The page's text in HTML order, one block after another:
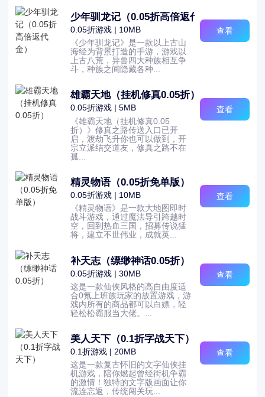
少年驯龙记（0.05折高倍返代金）
0.05折游戏 | 10MB
《少年驯龙记》是一款以上古山
海经为背景打造的手游，游戏以
上古八荒，异兽四大种族相互争
斗，种族之间隐藏各种...
查看
雄霸天地（挂机修真0.05折）
0.05折游戏 | 5MB
《雄霸天地（挂机修真0.05
折）》修真之路传送入口已开
启，渡劫飞升你也可以做到，开
宗立派结交道友，修真之路不在
孤...
查看
精灵物语（0.05折免单版）
0.05折游戏 | 10MB
《精灵物语》是一款大地图即时
战斗游戏，通过魔法导引跨越时
空，回到热血三国，招募传说猛
将，建立不世伟业，成就英...
查看
补天志（缥缈神话0.05折）
0.05折游戏 | 30MB
这是一款仙侠风格的高自由度适
合0氪上班族玩家的放置游戏，游
戏内所有的商品都可以白嫖，轻
轻松松霸服当大佬。...
查看
美人天下（0.1折字战天下）
0.1折游戏 | 20MB
这是一款复古怀旧的文字仙侠挂
机游戏，陪你燃起曾经街机争霸
的激情！独特的文字版画面让你
流连忘返，传统闯关玩...
查看